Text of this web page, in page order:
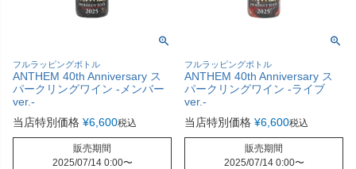
フルラッピングボトル
ANTHEM 40th Anniversary ス
パークリングワイン -メンバー
ver.-
当店特別価格 ¥6,600税込
販売期間
2025/07/14 0:00〜
フルラッピングボトル
ANTHEM 40th Anniversary ス
パークリングワイン -ライブ
ver.-
当店特別価格 ¥6,600税込
販売期間
2025/07/14 0:00〜